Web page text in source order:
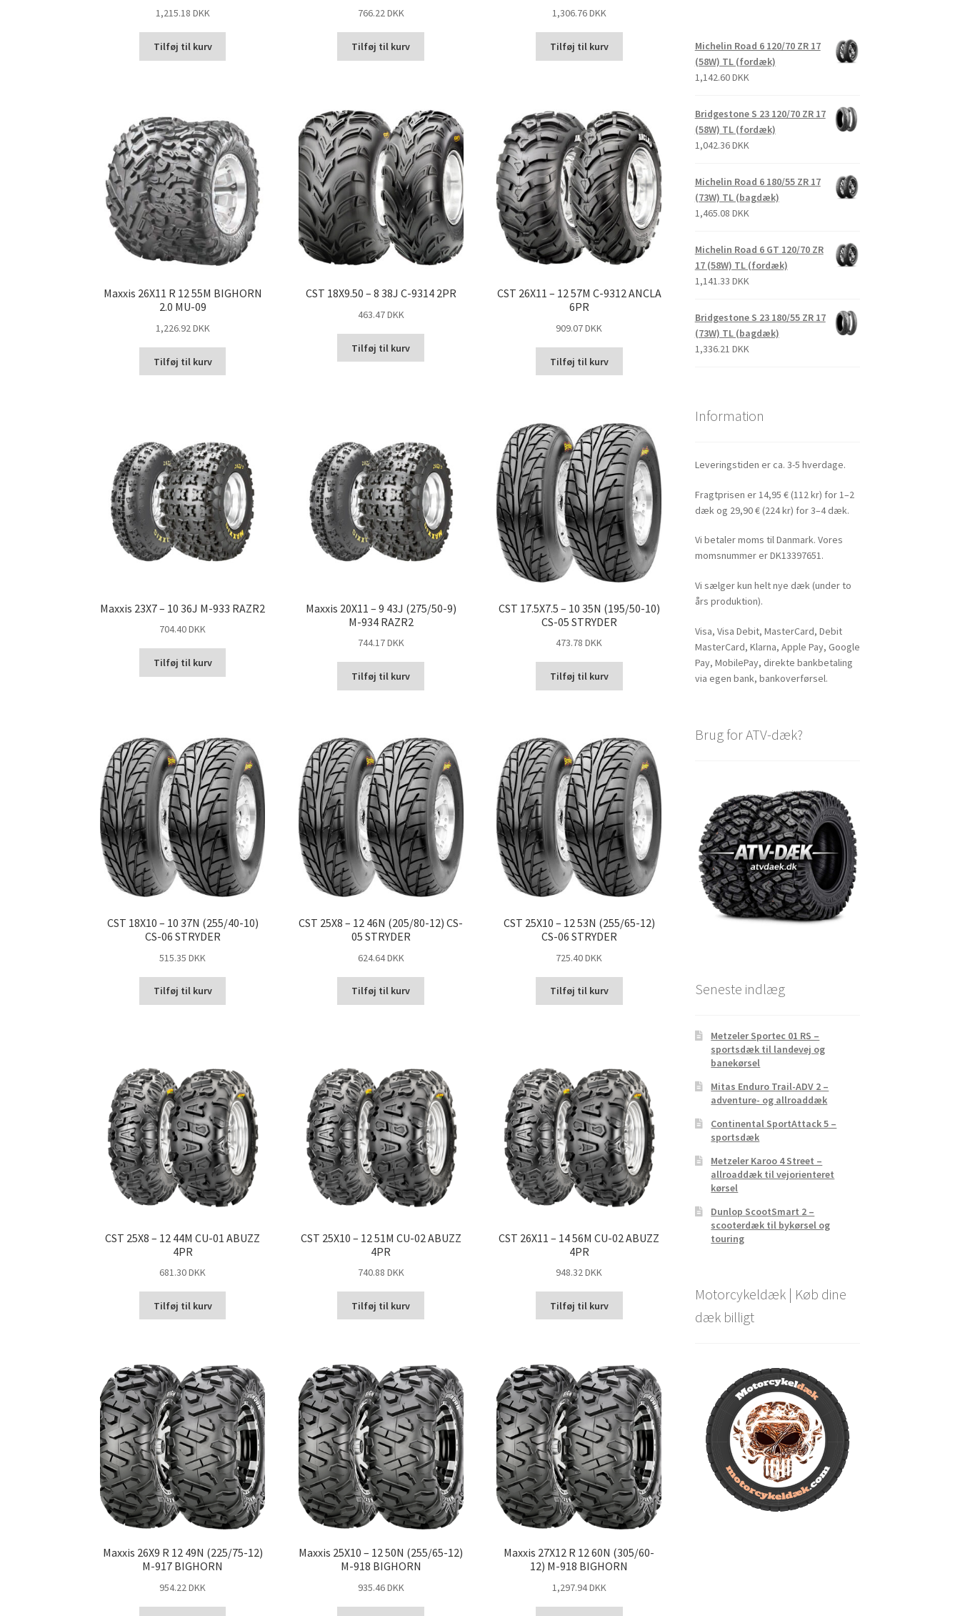
1,215.18 DKK
Tilføj til kurv
766.22 DKK
Tilføj til kurv
1,306.76 DKK
Tilføj til kurv
Maxxis 26X11 R 12 55M BIGHORN
2.0 MU-09
1,226.92 DKK
Tilføj til kurv
CST 18X9.50 – 8 38J C-9314 2PR
463.47 DKK
Tilføj til kurv
CST 26X11 – 12 57M C-9312 ANCLA
6PR
909.07 DKK
Tilføj til kurv
Maxxis 23X7 – 10 36J M-933 RAZR2
704.40 DKK
Tilføj til kurv
Maxxis 20X11 – 9 43J (275/50-9)
M-934 RAZR2
744.17 DKK
Tilføj til kurv
CST 17.5X7.5 – 10 35N (195/50-10)
CS-05 STRYDER
473.78 DKK
Tilføj til kurv
CST 18X10 – 10 37N (255/40-10)
CS-06 STRYDER
515.35 DKK
Tilføj til kurv
CST 25X8 – 12 46N (205/80-12) CS-
05 STRYDER
624.64 DKK
Tilføj til kurv
CST 25X10 – 12 53N (255/65-12)
CS-06 STRYDER
725.40 DKK
Tilføj til kurv
CST 25X8 – 12 44M CU-01 ABUZZ
4PR
681.30 DKK
Tilføj til kurv
CST 25X10 – 12 51M CU-02 ABUZZ
4PR
740.88 DKK
Tilføj til kurv
CST 26X11 – 14 56M CU-02 ABUZZ
4PR
948.32 DKK
Tilføj til kurv
Maxxis 26X9 R 12 49N (225/75-12)
M-917 BIGHORN
954.22 DKK
Maxxis 25X10 – 12 50N (255/65-12)
M-918 BIGHORN
935.46 DKK
Maxxis 27X12 R 12 60N (305/60-
12) M-918 BIGHORN
1,297.94 DKK
Michelin Road 6 120/70 ZR 17
(58W) TL (fordæk)
1,142.60 DKK
Bridgestone S 23 120/70 ZR 17
(58W) TL (fordæk)
1,042.36 DKK
Michelin Road 6 180/55 ZR 17
(73W) TL (bagdæk)
1,465.08 DKK
Michelin Road 6 GT 120/70 ZR
17 (58W) TL (fordæk)
1,141.33 DKK
Bridgestone S 23 180/55 ZR 17
(73W) TL (bagdæk)
1,336.21 DKK
Information
Leveringstiden er ca. 3-5 hverdage.
Fragtprisen er 14,95 € (112 kr) for 1–2
dæk og 29,90 € (224 kr) for 3–4 dæk.
Vi betaler moms til Danmark. Vores
momsnummer er DK13397651.
Vi sælger kun helt nye dæk (under to
års produktion).
Visa, Visa Debit, MasterCard, Debit
MasterCard, Klarna, Apple Pay, Google
Pay, MobilePay, direkte bankbetaling
via egen bank, bankoverførsel.
Brug for ATV-dæk?
Seneste indlæg
Metzeler Sportec 01 RS –
sportsdæk til landevej og
banekørsel
Mitas Enduro Trail-ADV 2 –
adventure- og allroaddæk
Continental SportAttack 5 –
sportsdæk
Metzeler Karoo 4 Street –
allroaddæk til vejorienteret
kørsel
Dunlop ScootSmart 2 –
scooterdæk til bykørsel og
touring
Motorcykeldæk | Køb dine
dæk billigt